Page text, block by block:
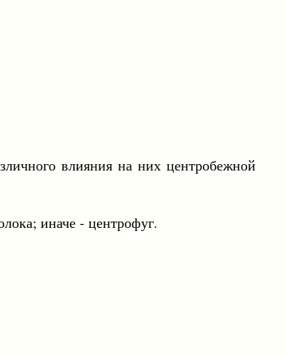
влияния на них центробежной
иначе - центрофуг.